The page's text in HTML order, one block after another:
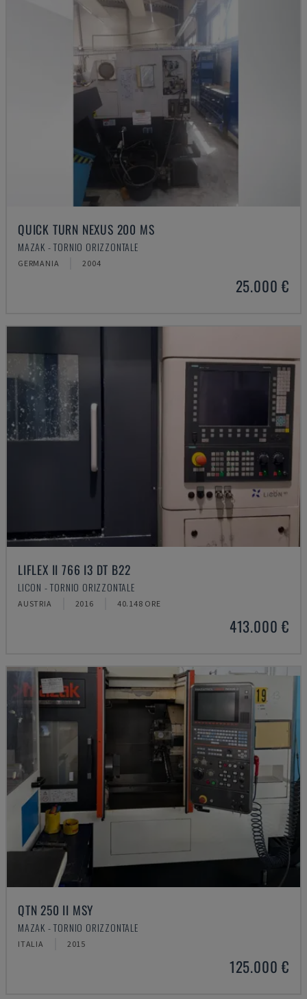
QUICK TURN NEXUS 200 MS
MAZAK - TORNIO ORIZZONTALE
GERMANIA 2004
25.000 €
LIFLEX II 766 I3 DT B22
LICON - TORNIO ORIZZONTALE
AUSTRIA 2016 40.148 ORE
413.000 €
QTN 250 II MSY
MAZAK - TORNIO ORIZZONTALE
ITALIA 2015
125.000 €